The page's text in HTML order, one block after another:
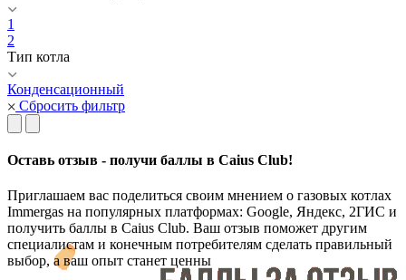
1
2
Тип котла
Конденсационный
Сбросить фильтр
Оставь отзыв - получи баллы в Caius Club!
Приглашаем вас поделиться своим мнением о газовых котлах
Immergas на популярных платформах: Google, Яндекс, 2ГИС и
получить баллы в Caius Club. Ваш отзыв поможет другим
специалистам и конечным потребителям сделать правильный
выбор, а ваш опыт станет ценны